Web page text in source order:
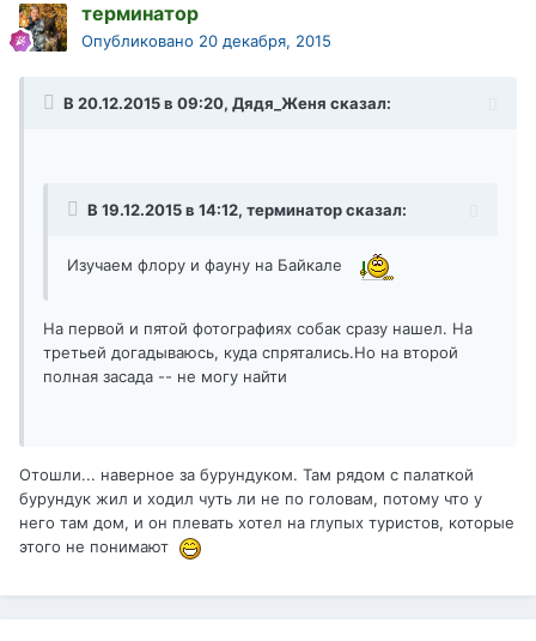
терминатор
Опубликовано 20 декабря, 2015
В 20.12.2015 в 09:20, Дядя_Женя сказал:
В 19.12.2015 в 14:12, терминатор сказал:
Изучаем флору и фауну на Байкале
На первой и пятой фотографиях собак сразу нашел. На
третьей догадываюсь, куда спрятались.Но на второй
полная засада -- не могу найти
Отошли... наверное за бурундуком. Там рядом с палаткой
бурундук жил и ходил чуть ли не по головам, потому что у
него там дом, и он плевать хотел на глупых туристов, которые
этого не понимают